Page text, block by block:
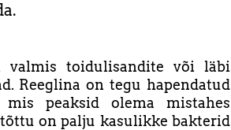
valmis toidulisandite või läbi
Reeglina on tegu hapendatud
peaksid olema mistahes
on palju kasulikke bakterid